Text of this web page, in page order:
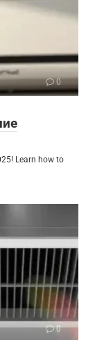
0
Learn how to
0